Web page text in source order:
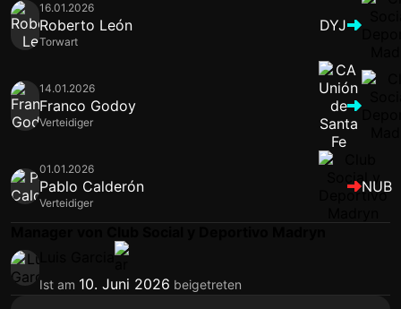
16.01.2026
Roberto León
Torwart
DYJ
14.01.2026
Franco Godoy
Verteidiger
01.01.2026
Pablo Calderón
Verteidiger
NUB
Ist am 10. Juni 2026 beigetreten